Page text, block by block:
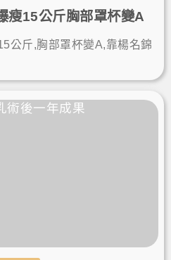
瘦15公斤胸部罩杯變A
公斤,胸部罩杯變A,靠楊名錦